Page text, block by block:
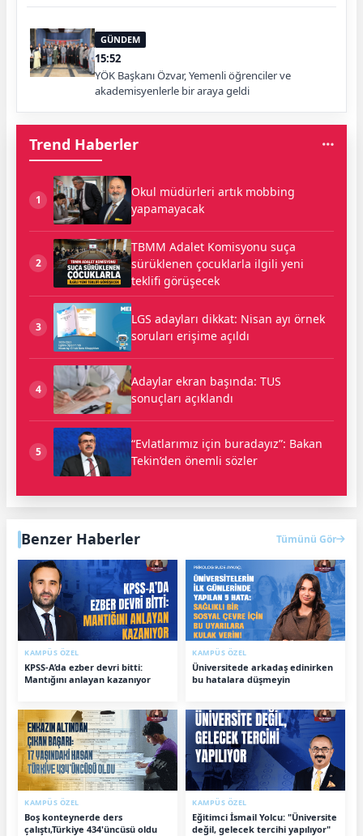
GÜNDEM
15:52
YÖK Başkanı Özvar, Yemenli öğrenciler ve
akademisyenlerle bir araya geldi
Trend Haberler
1
Okul müdürleri artık mobbing
yapamayacak
2
TBMM Adalet Komisyonu suça
sürüklenen çocuklarla ilgili yeni
teklifi görüşecek
3
LGS adayları dikkat: Nisan ayı örnek
soruları erişime açıldı
4
Adaylar ekran başında: TUS
sonuçları açıklandı
5
“Evlatlarımız için buradayız”: Bakan
Tekin’den önemli sözler
Benzer Haberler Tümünü Gör
KAMPÜS ÖZEL
KPSS-A’da ezber devri bitti:
Mantığını anlayan kazanıyor
KAMPÜS ÖZEL
Üniversitede arkadaş edinirken
bu hatalara düşmeyin
KAMPÜS ÖZEL
Boş konteynerde ders
çalıştı,Türkiye 434'üncüsü oldu
KAMPÜS ÖZEL
Eğitimci İsmail Yolcu: "Üniversite
değil, gelecek tercihi yapılıyor"